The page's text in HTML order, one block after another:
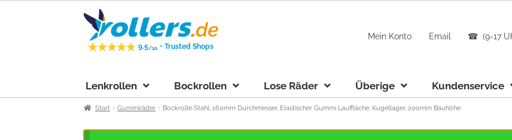
Zur
Navigation
springen
Zum
Inhalt
springen
9.5/10 -Trusted Shops
Mein Konto Email ☎ (9-17
Lenkrollen Bockrollen Lose Räder Überige Kundenservice
Start Gummiräder Bockrolle Stahl, 160mm Durchmesser, Elastischer Gummi Lauffläche, Kugellager, 200mm Bauhöhe